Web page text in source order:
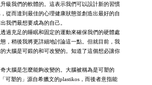
級我們的軟體的。這表示我們可以設計新的習慣
從而達到最佳的心理健康狀態並創造出最好的自
我們最想要成為的自己。
充足的睡眠和固定的運動來確保我們的硬體處
，稍後我將更詳細地討論這一點。但就目前，我
大腦是可鍛的和可改變的。知道了這個想必讓你
腦是怎麼能夠改變的。大腦被稱為是可塑的
可塑的」源自希臘文的plastikos，而後者意指能